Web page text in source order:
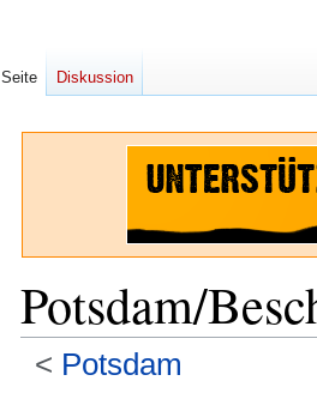
Potsdam/
< Potsdam
Seite Diskussion